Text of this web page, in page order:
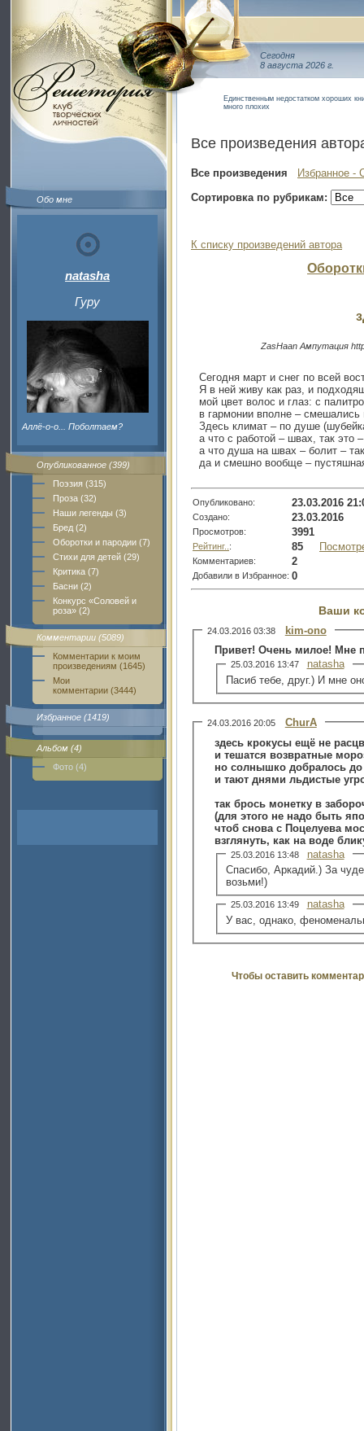
Обо мне
natasha
Гуру
Аллё-о-о... Поболтаем?
Опубликованное (399)
Поэзия (315)
Проза (32)
Наши легенды (3)
Бред (2)
Оборотки и пародии (7)
Стихи для детей (29)
Критика (7)
Басни (2)
Конкурс «Соловей и
роза» (2)
Комментарии (5089)
Комментарии к моим
произведениям (1645)
Мои
комментарии (3444)
Избранное (1419)
Альбом (4)
Фото (4)
Сегодня
8 августа 2026 г.
Единственным недостатком хороших
много плохих
Все произведения
Все произведения
Избранное -
Сортировка по рубрикам:
К списку произведений автора
ZasHaan Ампутация
Сегодня март и снег по всей
Я в ней живу как раз, и
мой цвет волос и глаз: с
в гармонии вполне –
Здесь климат – по душе
а что с работой – швах, так это
а что душа на швах – болит –
да и смешно вообще –
Опубликовано: 23.03.2016
Создано: 23.03.2016
Просмотров: 3991
Рейтинг.. : 85
Комментариев: 2
Добавили в Избранное: 0
Ваши
24.03.2016 03:38
kim-ono
Привет! Очень милое! Мне
25.03.2016 13:47
natasha
Пасиб тебе, друг.) И мне
24.03.2016 20:05
ChurA
здесь крокусы ещё не
и тешатся возвратные
но солнышко добралось до
и тают днями льдистые
так брось монетку в
(для этого не надо быть
чтоб снова с Поцелуева
взглянуть, как на воде
25.03.2016 13:48
natasha
Спасибо, Аркадий.) За
возьми!)
25.03.2016 13:49
natasha
У вас, однако,
Чтобы оставить